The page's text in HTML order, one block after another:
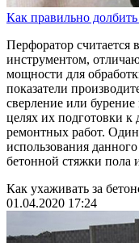
Как правильно
Перфоратор считается
инструментом,
мощности для
показатели
сверление или
целях их подготовки к
ремонтных работ.
использования
бетонной стяжки пола
Как ухаживать за
01.04.2020 17:24